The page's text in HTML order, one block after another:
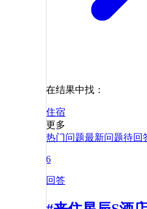
在结果中找：
住宿
更多
热门问题最新问题待回
6
回答